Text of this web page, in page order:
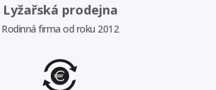
Lyžařská prodejna
Rodinná firma od roku 2012